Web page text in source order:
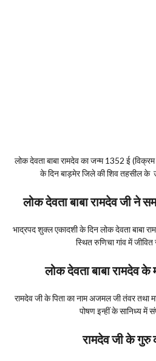
लोक देवता बाबा रामदेव का जन्म 1352 ई
के दिन बाड़मेर जिले की शिव तहसील के
लोक देवता बाबा रामदेव जी ने
भाद्रपद शुक्ल एकादशी के दिन लोक देवता बाबा
स्थित रुणिचा गांव में जीवित
लोक देवता बाबा रामदेव के
रामदेव जी के पिता का नाम अजमल जी तंवर तथा
पोषण इन्हीं के सानिध्य में
रामदेव जी के गुरु